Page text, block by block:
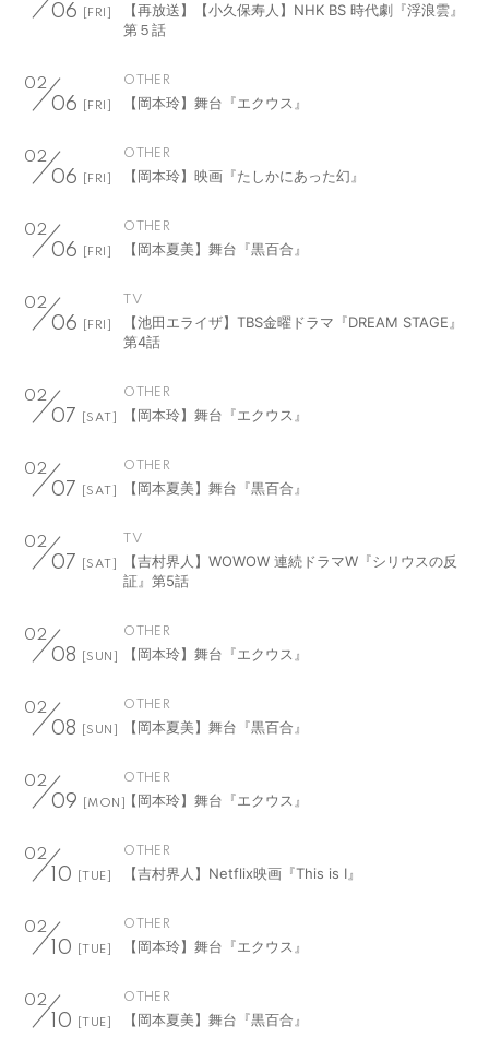
06 [FRI]
【再放送】【小久保寿人】NHK BS 時代劇『浮浪雲』
第５話
02
06 [FRI]
OTHER
【岡本玲】舞台『エクウス』
02
06 [FRI]
OTHER
【岡本玲】映画『たしかにあった幻』
02
06 [FRI]
OTHER
【岡本夏美】舞台『黒百合』
02
06 [FRI]
TV
【池田エライザ】TBS金曜ドラマ『DREAM STAGE』
第4話
02
07 [SAT]
OTHER
【岡本玲】舞台『エクウス』
02
07 [SAT]
OTHER
【岡本夏美】舞台『黒百合』
02
07 [SAT]
TV
【吉村界人】WOWOW 連続ドラマW『シリウスの反
証』第5話
02
08 [SUN]
OTHER
【岡本玲】舞台『エクウス』
02
08 [SUN]
OTHER
【岡本夏美】舞台『黒百合』
02
09 [MON]
OTHER
【岡本玲】舞台『エクウス』
02
10 [TUE]
OTHER
【吉村界人】Netflix映画『This is I』
02
10 [TUE]
OTHER
【岡本玲】舞台『エクウス』
02
10 [TUE]
OTHER
【岡本夏美】舞台『黒百合』